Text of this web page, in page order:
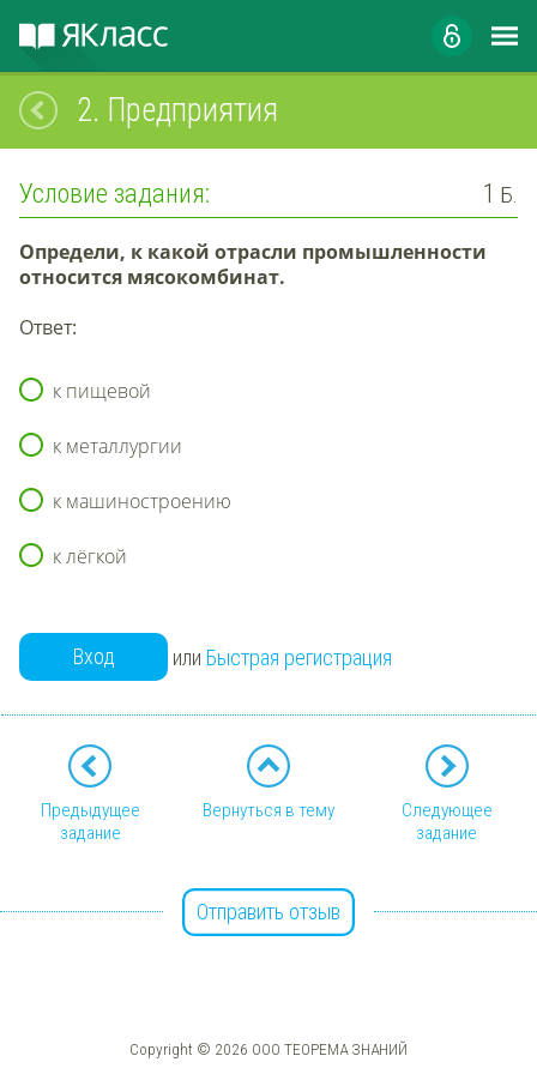
2. Предприятия
Условие задания: 1 Б.
Определи, к какой отрасли промышленности
относится мясокомбинат.
Ответ:
к пищевой
к металлургии
к машиностроению
к лёгкой
Вход или Быстрая регистрация
Предыдущее
задание
Вернуться в тему
Следующее
задание
Отправить отзыв
Copyright © 2026 ООО ТЕОРЕМА ЗНАНИЙ